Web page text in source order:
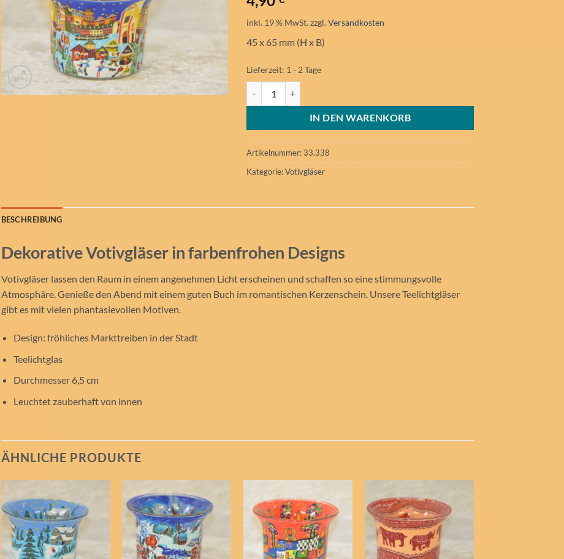
inkl. 19 % MwSt.zzgl.Versandkosten
45 x 65 mm (H x B)
Lieferzeit: 1 - 2 Tage
IN DEN WARENKORB
Artikelnummer: 33.338
Kategorie:Votivgläser
BESCHREIBUNG
Dekorative Votivgläser in farbenfrohen Designs
Votivgläser lassen den Raum in einem angenehmen Licht erscheinen und schaffen so eine stimmungsvolle
Atmosphäre. Genieße den Abend mit einem guten Buch im romantischen Kerzenschein. Unsere Teelichtgläser
gibt es mit vielen phantasievollen Motiven.
Design: fröhliches Markttreiben in der Stadt
Teelichtglas
Durchmesser 6,5 cm
Leuchtet zauberhaft von innen
ÄHNLICHE PRODUKTE
Auf die
Wunschliste
Auf die
Wunschliste
Auf die
Wunschliste
Auf die
Wunschliste